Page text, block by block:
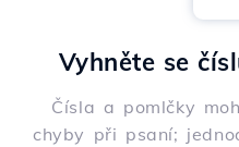
Vyhněte se
Čísla a pomlčky
chyby při psaní;